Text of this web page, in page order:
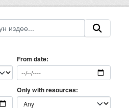
From date
Only with resources